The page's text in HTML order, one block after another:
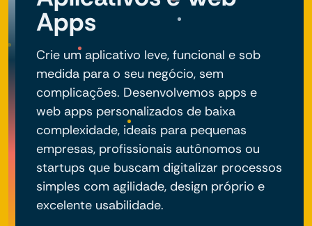
Apps
Crie um aplicativo leve, funcional e sob
medida para o seu negócio, sem
complicações. Desenvolvemos apps e
web apps personalizados de baixa
complexidade, ideais para pequenas
empresas, profissionais autônomos ou
startups que buscam digitalizar processos
simples com agilidade, design próprio e
excelente usabilidade.